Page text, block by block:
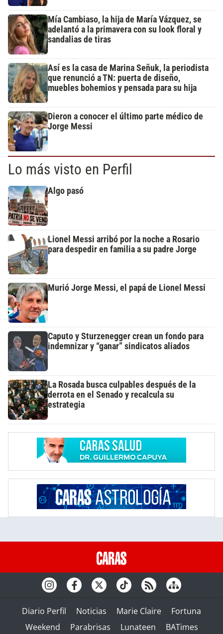
Mía Cambiaso, la hija de María Vázquez, se
adelantó a la primavera con su look floral y
sandalias de tiras
Así es la casa de Marina Señuk, la periodista
que renunció a TN: puerta de diseño,
muebles bohemios y pensada para su hija
Dieron a conocer el último parte médico de
Jorge Messi
Lo más visto en Perfil
Algo pasó
Lionel Messi arribó por la noche a Rosario
para despedir en familia a su padre Jorge
Murió Jorge Messi, el papá de Lionel Messi
Caputo y Sturzenegger crean un fondo para
indemnizar y “ganar” sindicatos aliados
La Rosada busca culpables después de la
derrota en el Senado y recalcula su
estrategia
Diario Perfil Noticias Marie Claire
Fortuna
Weekend
Parabrisas Lunateen BATimes